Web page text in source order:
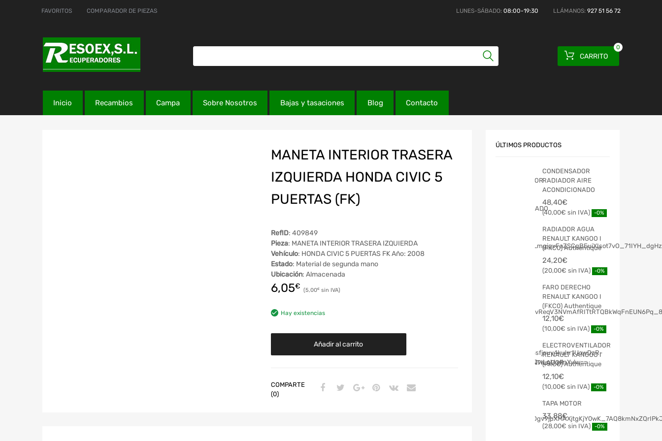
FAVORITOS COMPARADOR DE PIEZAS LUNES-SÁBADO: 08:00-19:30 LLÁMANOS: 927 51 56 72
CARRITO
0
Inicio Recambios Campa Sobre Nosotros Bajas y tasaciones Blog Contacto
MANETA INTERIOR TRASERA
IZQUIERDA HONDA CIVIC 5
PUERTAS (FK)
RefID: 409849
Pieza: MANETA INTERIOR TRASERA IZQUIERDA
Vehículo: HONDA CIVIC 5 PUERTAS FK Año: 2008
Estado: Material de segunda mano
Ubicación: Almacenada
6,05€ 5,00€
Hay existencias
Añadir al carrito
COMPARTE
(0)
ÚLTIMOS PRODUCTOS
CONDENSADOR
RADIADOR AIRE
ACONDICIONADO
48,40€
40,00€ -0%
RADIADOR AGUA
RENAULT KANGOO I
(FKC0) Authentique
24,20€
20,00€ -0%
FARO DERECHO
RENAULT KANGOO I
(FKC0) Authentique
12,10€
10,00€ -0%
ELECTROVENTILADOR
RENAULT KANGOO I
(FKC0) Authentique
12,10€
10,00€ -0%
TAPA MOTOR
33,88€
28,00€ -0%